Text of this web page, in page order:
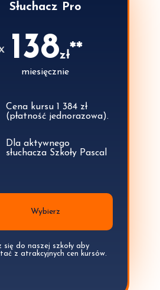
Słuchacz Pro
138zł**
miesięcznie
Cena kursu 1 384 zł
(płatność jednorazowa).
Dla aktywnego
słuchacza Szkoły Pascal
Wybierz
się do naszej szkoły aby
z atrakcyjnych cen kursów.